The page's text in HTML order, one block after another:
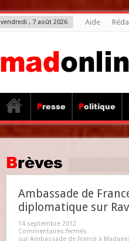
vendredi , 7 août 2026 Aide
Presse Politique
Brèves
Ambassade de
diplomatique sur
14 septembre 2012
Commentaires fermés
sur Ambassade de France à